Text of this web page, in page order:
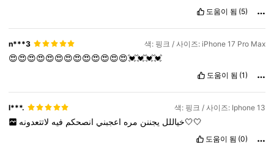
도움이 됨 (5)
n***3 색: 핑크 / 사이즈: iPhone 17 Pro Max
😍😍😍😍😍😍😍😍😍😍😍😍😍💓💓💓💓
도움이 됨 (1)
l***. 색: 핑크 / 사이즈: Iphone 13
خياللل يجننن مره اعجبني انصحكم فيه لاتتعدونه🤍🤍
도움이 됨 (0)